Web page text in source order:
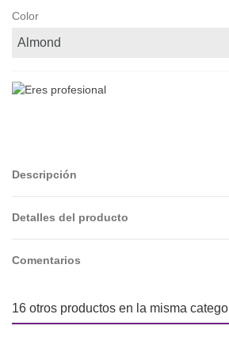
Color
Descripción
Detalles del producto
Comentarios
16 otros productos en la misma